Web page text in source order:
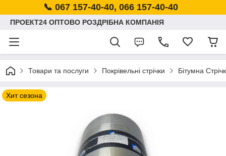
📞 067 157-40-40, 066 157-40-40
ПРОЕКТ24 ОПТОВО РОЗДРІБНА КОМПАНІЯ
Товари та послуги Покрівельні стрічки Бітумна
Хит сезона